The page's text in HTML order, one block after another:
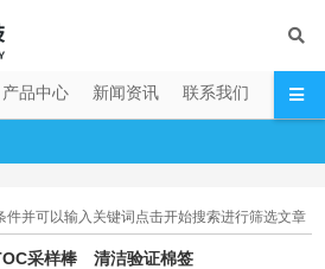
产品中心 新闻资讯 联系我们
件并可以输入关键词点击开始搜索进行筛选文章
采样棒 清洁验证棉签